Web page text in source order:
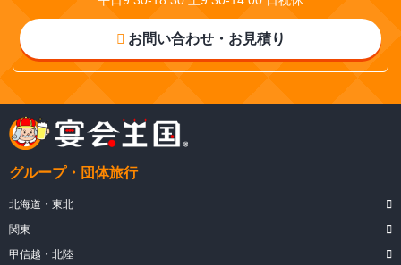
お問い合わせ・お見積り
グループ・団体旅行
北海道・東北
関東
甲信越・北陸